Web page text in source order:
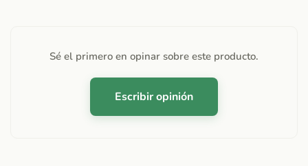
Sé el primero en opinar sobre este producto.
Escribir opinión